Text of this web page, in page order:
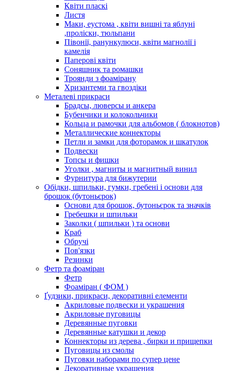
Квіти пласкі
Листя
Маки, еустома , квіти вишні та яблуні
,проліски, тюльпани
Півонії, ранункулюси, квіти магнолії і
камелія
Паперові квіти
Соняшник та ромашки
Троянди з фоамірану
Хризантеми та гвоздіки
Металеві прикраси
Брадсы, люверсы и анкера
Бубенчики и колокольчики
Кольца и рамочки для альбомов ( блокнотов)
Металлические коннекторы
Петли и замки для фоторамок и шкатулок
Подвески
Топсы и фишки
Уголки , магниты и магнитный винил
Фурнитура для бижутерии
Обідки, шпильки, гумки, гребені і основи для
брошок (бутоньєрок)
Основи для брошок, бутоньєрок та значків
Гребешки и шпильки
Заколки ( шпильки ) та основи
Краб
Обручі
Пов'язки
Резинки
Фетр та фоаміран
Фетр
Фоаміран ( ФОМ )
Ґудзики, прикраси, декоративні елементи
Акриловые подвески и украшения
Акриловые пуговицы
Деревянные пуговки
Деревянные катушки и декор
Коннекторы из дерева , бирки и прищепки
Пуговицы из смолы
Пуговки наборами по супер цене
Декоративные украшения